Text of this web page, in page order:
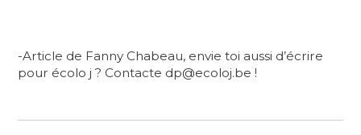
-Article de Fanny Chabeau, envie toi aussi d’écrire
pour écolo j ? Contacte dp@ecoloj.be !